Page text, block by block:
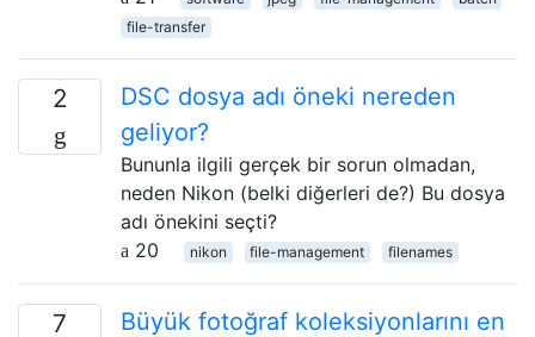
file-transfer
2
DSC dosya adı öneki nereden
geliyor?
Bununla ilgili gerçek bir sorun olmadan,
neden Nikon (belki diğerleri de?) Bu dosya
adı önekini seçti?
20
nikon file-management filenames
7 Büyük fotoğraf koleksiyonlarını en